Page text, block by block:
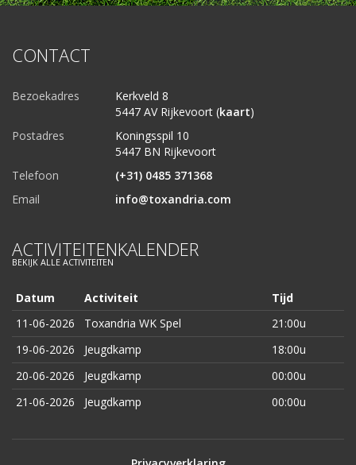
CONTACT
Bezoekadres
Kerkveld 8
5447 AV Rijkevoort (kaart)
Postadres
Koningsspil 10
5447 BN Rijkevoort
Telefoon
(+31) 0485 371368
Email
info@toxandria.com
ACTIVITEITENKALENDER
BEKIJK ALLE ACTIVITEITEN
Datum Activiteit
Tijd
11-06-2026
Toxandria WK Spel
21:00u
19-06-2026
Jeugdkamp
18:00u
20-06-2026
Jeugdkamp
00:00u
21-06-2026
Jeugdkamp 00:00u